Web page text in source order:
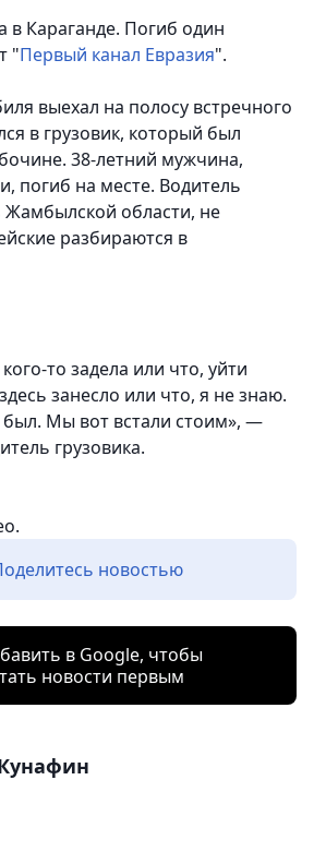
Караганде. Погиб один
"Первый канал Евразия".
выехал на полосу встречного
в грузовик, который был
38-летний мужчина,
погиб на месте. Водитель
Жамбылской области, не
разбираются в
то задела или что, уйти
занесло или что, я не знаю.
Мы вот встали стоим», —
грузовика.
новостью
в Google, чтобы
новости первым